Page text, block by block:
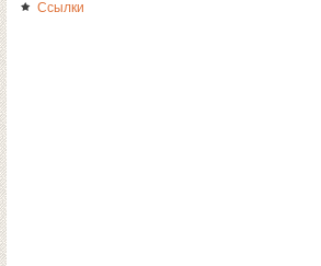
Ссылки